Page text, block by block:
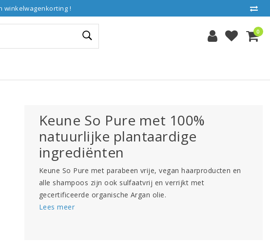
winkelwagenkorting !
0
Keune So Pure met 100%
natuurlijke plantaardige
ingrediënten
Keune So Pure met parabeen vrije, vegan haarproducten en
alle shampoos zijn ook sulfaatvrij en verrijkt met
gecertificeerde organische Argan olie.
Lees meer